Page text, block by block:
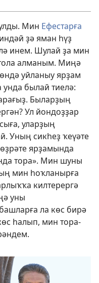
Мин Ефестарға
ҙә яман һүҙ
инем. Шулай ҙа мин
алманым. Миңә
уйланыу ярҙам
унда былай тиелә:
Быларҙың
Ул йондоҙҙар
уларҙың
Уның сикһеҙ ҡеүәте
ярҙамында
тора». Мин шуны
мин һоҡланырға
килтерергә
уны
ла көс бирә
һалып, мин тора-